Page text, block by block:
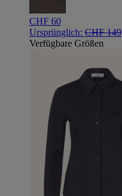
CHF 60
Ursprünglich: CHF 149
Verfügbare Größen